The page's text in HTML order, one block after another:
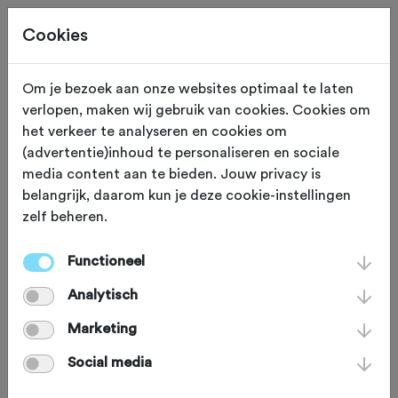
SOIGNEUR Schoorl
JOOP Coffee & Smiles
De eigenaren van JOOP zijn
gepassioneerd over goede koffie,
bijzonder en kwalitatief eten, relaxte
sfeer én over fietsen. Daarom zijn ze 1
juni 2021 dit Barista café gestart,
Cookies
Om je bezoek aan onze websites optimaal te laten
verlopen, maken wij gebruik van cookies. Cookies om
het verkeer te analyseren en cookies om
(advertentie)inhoud te personaliseren en sociale
media content aan te bieden. Jouw privacy is
belangrijk, daarom kun je deze cookie-instellingen
zelf beheren.
Functioneel
Analytisch
Marketing
Social media